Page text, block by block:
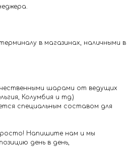
в магазинах, наличными в
шарами от ведущих
Колумбия и тд.)
специальным составом для
Напишите нам и мы
день в день,